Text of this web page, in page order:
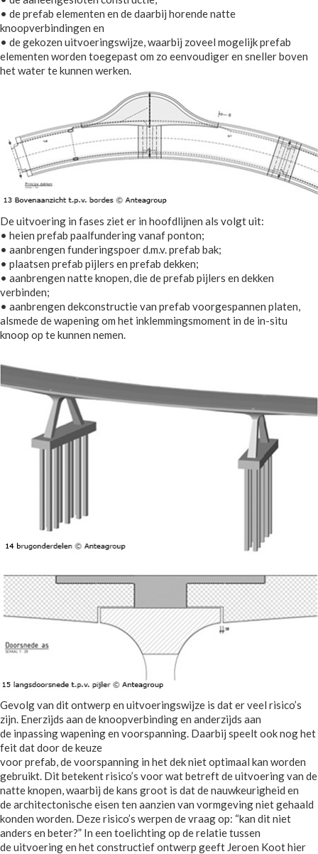
• de prefab elementen en de daarbij horende natte
knoopverbindingen en
• de gekozen uitvoeringswijze, waarbij zoveel mogelijk prefab
elementen worden toegepast om zo eenvoudiger en sneller boven
het water te kunnen werken.
De uitvoering in fases ziet er in hoofdlijnen als volgt uit:
• heien prefab paalfundering vanaf ponton;
• aanbrengen funderingspoer d.m.v. prefab bak;
• plaatsen prefab pijlers en prefab dekken;
• aanbrengen natte knopen, die de prefab pijlers en dekken
verbinden;
• aanbrengen dekconstructie van prefab voorgespannen platen,
alsmede de wapening om het inklemmingsmoment in de in-situ
knoop op te kunnen nemen.
Gevolg van dit ontwerp en uitvoeringswijze is dat er veel risico’s
zijn. Enerzijds aan de knoopverbinding en anderzijds aan
de inpassing wapening en voorspanning. Daarbij speelt ook nog het
feit dat door de keuze
voor prefab, de voorspanning in het dek niet optimaal kan worden
gebruikt. Dit betekent risico’s voor wat betreft de uitvoering van de
natte knopen, waarbij de kans groot is dat de nauwkeurigheid en
de architectonische eisen ten aanzien van vormgeving niet gehaald
konden worden. Deze risico’s werpen de vraag op: “kan dit niet
anders en beter?” In een toelichting op de relatie tussen
de uitvoering en het constructief ontwerp geeft Jeroen Koot hier